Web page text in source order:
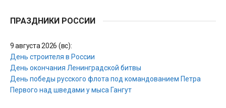
ПРАЗДНИКИ РОССИИ
9 августа 2026 (вс):
День строителя в России
День окончания Ленинградской битвы
День победы русского флота под командованием Петра
Первого над шведами у мыса Гангут